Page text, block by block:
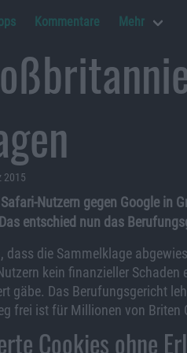
Kommentare Mehr
2015
Nutzern gegen Google in
entschied nun das
dass die Sammelklage
kein finanzieller Schaden
gäbe. Das Berufungsgericht
frei ist für Millionen von Briten
Cookies ohne